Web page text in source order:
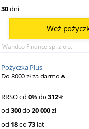
30dni
Wandoo Finance sp. z o.o.
Weź
Pożyczka Plus
Do 8000 zł za darmo🔥
RRSO od 0% do 312%
od 300do 20 000zł
od 18do 73 lat